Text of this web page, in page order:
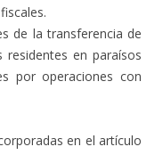
de la transferencia de
en paraísos
por operaciones con
en el artículo